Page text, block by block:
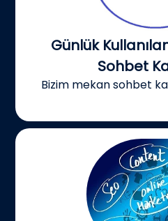
Günlük
Sohbet
Bizim mekan sohbet